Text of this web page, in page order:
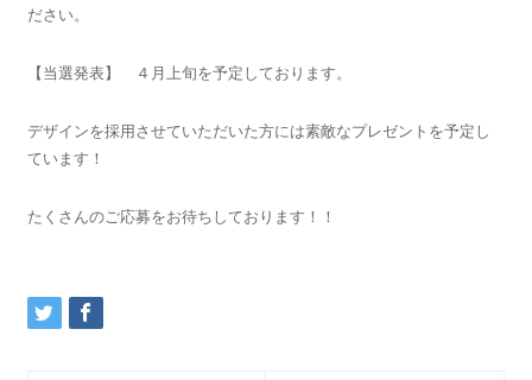
ださい。
【当選発表】 ４月上旬を予定しております。
デザインを採用させていただいた方には素敵なプレゼントを予定し
ています！
たくさんのご応募をお待ちしております！！